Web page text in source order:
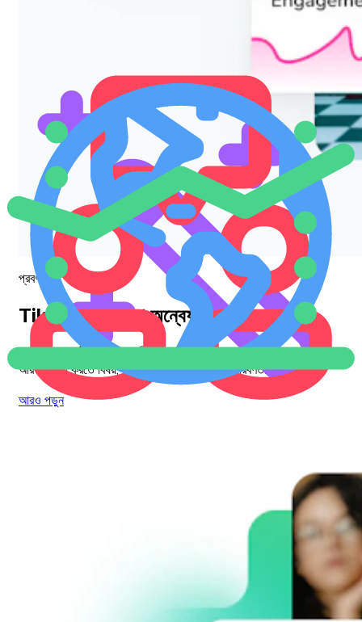
প্রবণতা
TikTok ট্রেন্ডগুলো অন্বেষণ করুন
পারফরম্যান্স মেট্রিক্সের সীমা ছাড়িয়ে, সামাজিক পরিমণ্ডলে আপনার গবেষণাকে
আরও সমৃদ্ধ করতে বিষয়, দেশ বা শিল্পভিত্তিক সর্বশেষ প্রবণতাগুলো ধরুন।
আরও পড়ুন